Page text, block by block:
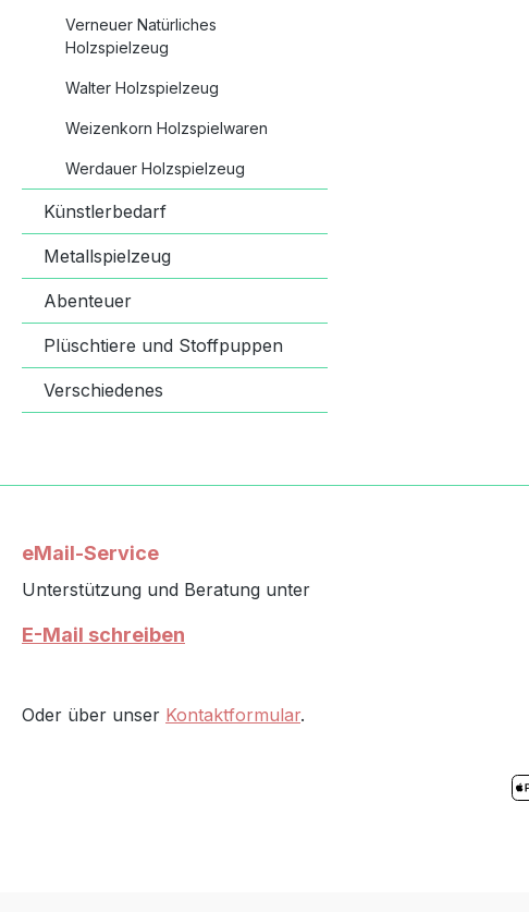
Verneuer Natürliches
Holzspielzeug
Walter Holzspielzeug
Weizenkorn Holzspielwaren
Werdauer Holzspielzeug
Künstlerbedarf
Metallspielzeug
Abenteuer
Plüschtiere und Stoffpuppen
Verschiedenes
eMail-Service
Unterstützung und Beratung unter
E-Mail schreiben
Oder über unser Kontaktformular.